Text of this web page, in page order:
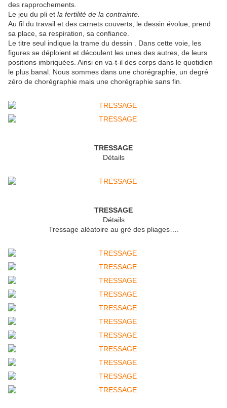
des rapprochements.
Le jeu du pli et la fertilité de la contrainte.
Au fil du travail et des carnets couverts, le dessin évolue, prend
sa place, sa respiration, sa confiance.
Le titre seul indique la trame du dessin . Dans cette voie, les
figures se déploient et découlent les unes des autres, de leurs
positions imbriquées. Ainsi en va-t-il des corps dans le quotidien
le plus banal. Nous sommes dans une chorégraphie, un degré
zéro de chorégraphie mais une chorégraphie sans fin.
TRESSAGE
Détails
TRESSAGE
Détails
Tressage aléatoire au gré des pliages….